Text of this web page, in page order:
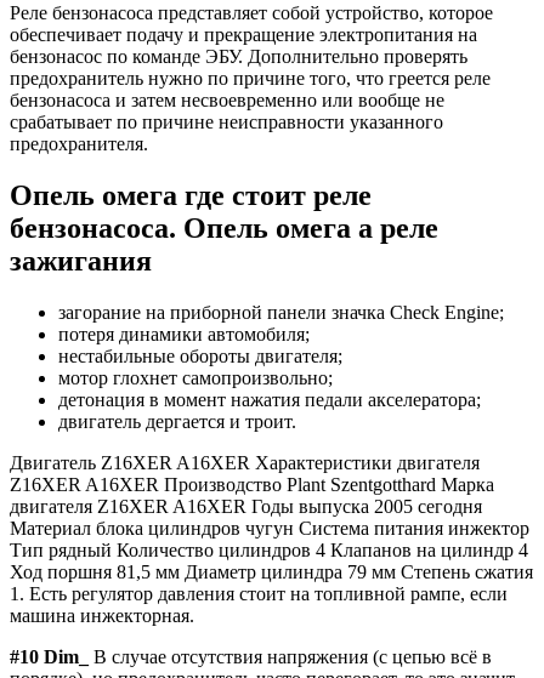
Реле бензонасоса представляет собой устройство, которое
обеспечивает подачу и прекращение электропитания на
бензонасос по команде ЭБУ. Дополнительно проверять
предохранитель нужно по причине того, что греется реле
бензонасоса и затем несвоевременно или вообще не
срабатывает по причине неисправности указанного
предохранителя.
Опель омега где стоит реле
бензонасоса. Опель омега а реле
зажигания
загорание на приборной панели значка Check Engine;
потеря динамики автомобиля;
нестабильные обороты двигателя;
мотор глохнет самопроизвольно;
детонация в момент нажатия педали акселератора;
двигатель дергается и троит.
Двигатель Z16XER A16XER Характеристики двигателя
Z16XER A16XER Производство Plant Szentgotthard Марка
двигателя Z16XER A16XER Годы выпуска 2005 сегодня
Материал блока цилиндров чугун Система питания инжектор
Тип рядный Количество цилиндров 4 Клапанов на цилиндр 4
Ход поршня 81,5 мм Диаметр цилиндра 79 мм Степень сжатия
1. Есть регулятор давления стоит на топливной рампе, если
машина инжекторная.
#10 Dim_
В случае отсутствия напряжения (с цепью всё в